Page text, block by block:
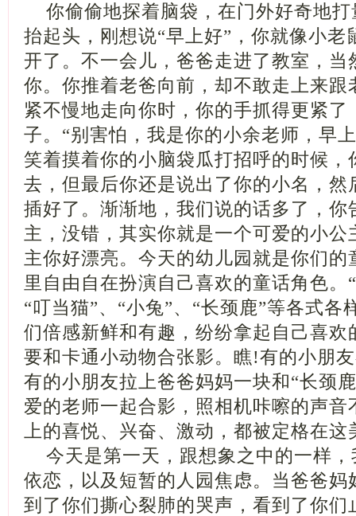
你偷偷地探着脑袋，在门外好奇地打
抬起头，刚想说“早上好”，你就像小老
开了。不一会儿，爸爸走进了教室，当
你。你推着老爸向前，却不敢走上来跟
紧不慢地走向你时，你的手抓得更紧
子。“别害怕，我是你的小余老师，早
笑着摸着你的小脑袋瓜打招呼的时候，
去，但最后你还是说出了你的小名，然
插好了。渐渐地，我们说的话多了，你
主，没错，其实你就是一个可爱的小公
主你好漂亮。今天的幼儿园就是你们的
里自由自在扮演自己喜欢的童话角色。
“叮当猫”、“小兔”、“长颈鹿”等各式各
们倍感新鲜和有趣，纷纷拿起自己喜欢
要和卡通小动物合张影。瞧!有的小朋
有的小朋友拉上爸爸妈妈一块和“长颈
爱的老师一起合影，照相机咔嚓的声音
上的喜悦、兴奋、激动，都被定格在
今天是第一天，跟想象之中的一样，
依恋，以及短暂的人园焦虑。当爸爸妈
到了你们撕心裂肺的哭声，看到了你们